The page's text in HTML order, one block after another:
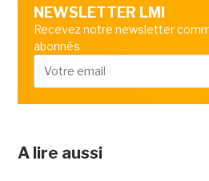
NEWSLETTER LMI
Recevez notre newsletter
abonnés
A lire aussi